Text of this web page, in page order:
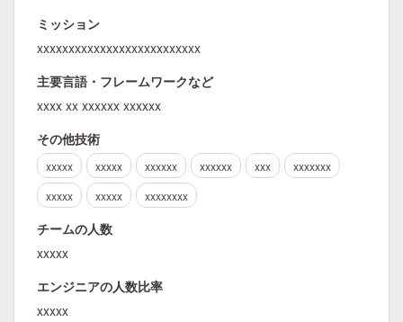
ミッション
xxxxxxxxxxxxxxxxxxxxxxxxxx
主要言語・フレームワークなど
xxxx xx xxxxxx xxxxxx
その他技術
xxxxx xxxxx xxxxxx xxxxxx xxx
xxxxxxx
xxxxx
xxxxx xxxxxxxx
チームの人数
xxxxx
エンジニアの人数比率
xxxxx